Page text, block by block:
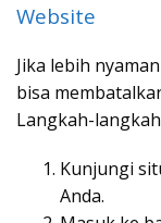
Website
Jika lebih
bisa
Langkah-
Kunjungi
Anda.